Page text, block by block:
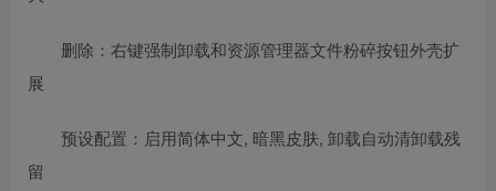
删除：右键强制卸载和资源管理器文件粉碎按钮外壳扩
展
预设配置：启用简体中文, 暗黑皮肤, 卸载自动清卸载残
留